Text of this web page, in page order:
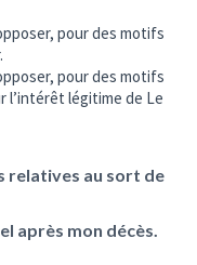
pour des motifs
pour des motifs
l’intérêt légitime de Le
relatives au sort de
après mon décès.